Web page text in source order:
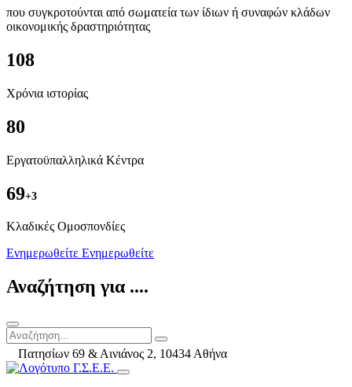
που συγκροτούνται από σωματεία των ίδιων ή συναφών κλάδων
οικονομικής δραστηριότητας
108
Χρόνια ιστορίας
80
Εργατοϋπαλληλικά Κέντρα
69+3
Kλαδικές Ομοσπονδίες
Ενημερωθείτε Ενημερωθείτε
Αναζήτηση για ....
Πατησίων 69 & Αινιάνος 2, 10434 Αθήνα